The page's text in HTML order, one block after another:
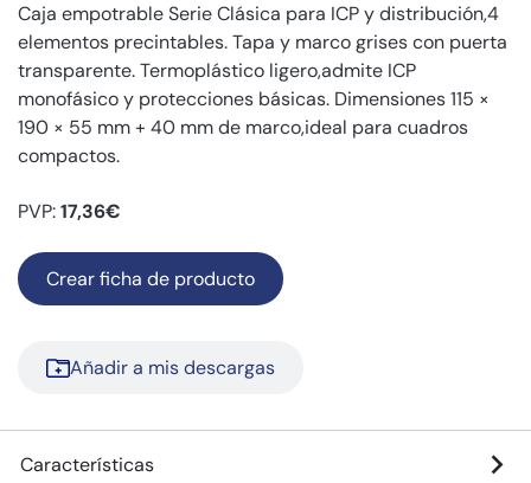
Caja empotrable Serie Clásica para ICP y distribución,4
elementos precintables. Tapa y marco grises con puerta
transparente. Termoplástico ligero,admite ICP
monofásico y protecciones básicas. Dimensiones 115 ×
190 × 55 mm + 40 mm de marco,ideal para cuadros
compactos.
PVP:17,36€
Crear ficha de producto
Añadir a mis descargas
Características